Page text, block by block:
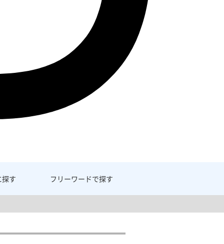
探す フリーワードで探す